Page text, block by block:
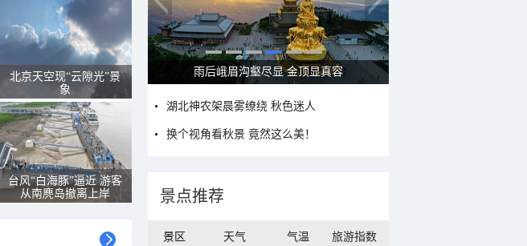
北京天空现“云隙光”景
象
台风“白海豚”逼近 游客
从南麂岛撤离上岸
秋意浓 蓝天映衬下的哈尔滨伏尔加庄园
湖北神农架晨雾缭绕 秋色迷人
换个视角看秋景 竟然这么美！
景点推荐
景区 天气 气温 旅游指数